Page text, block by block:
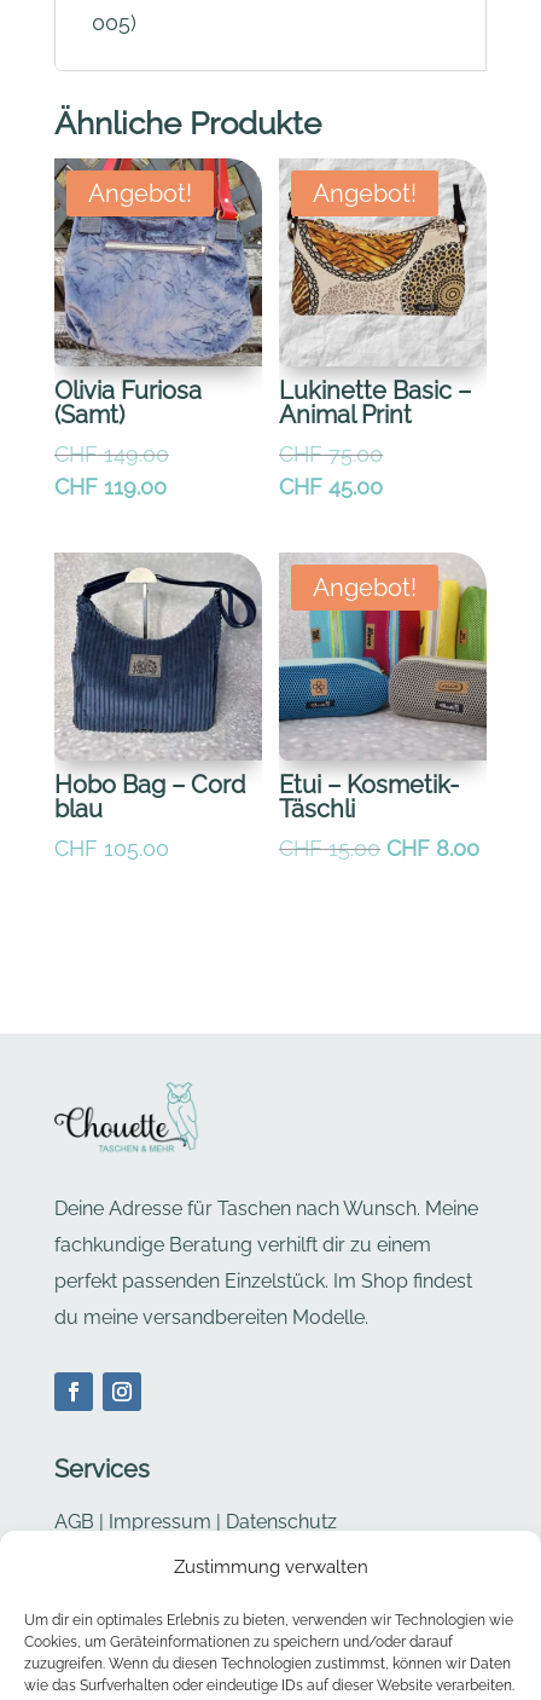
Zustimmung verwalten
Um dir ein optimales Erlebnis zu bieten, verwenden wir Technologien wie
Cookies, um Geräteinformationen zu speichern und/oder darauf
zuzugreifen. Wenn du diesen Technologien zustimmst, können wir Daten
wie das Surfverhalten oder eindeutige IDs auf dieser Website verarbeiten.
005)
Ähnliche Produkte
Angebot!
Olivia Furiosa
(Samt)
CHF149.00Ursprünglicher
CHF 149.00
CHF119.00Aktueller
ist:
CHF 119.00.
Angebot!
Lukinette Basic –
Animal Print
CHF75.00Ursprünglicher
Preis
CHF 75.00
CHF 45.00Aktueller
ist:
CHF 45.00.
Hobo Bag – Cord
blau
CHF 105.00
Angebot!
Etui – Kosmetik-
Täschli
CHF15.00 Ursprünglicher
CHF 8.00
Deine Adresse für Taschen nach Wunsch. Meine
fachkundige Beratung verhilft dir zu einem
perfekt passenden Einzelstück. Im Shop findest
du meine versandbereiten Modelle.
Services
AGB | Impressum | Datenschutz
Cookie Richtlinie
Kontakt